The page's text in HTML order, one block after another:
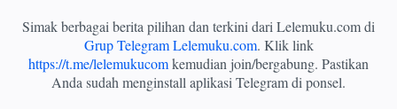
Simak berbagai berita pilihan dan terkini dari Lelemuku.com di
Grup Telegram Lelemuku.com. Klik link
https://t.me/lelemukucomkemudian join/bergabung. Pastikan
Anda sudah menginstall aplikasi Telegram di ponsel.